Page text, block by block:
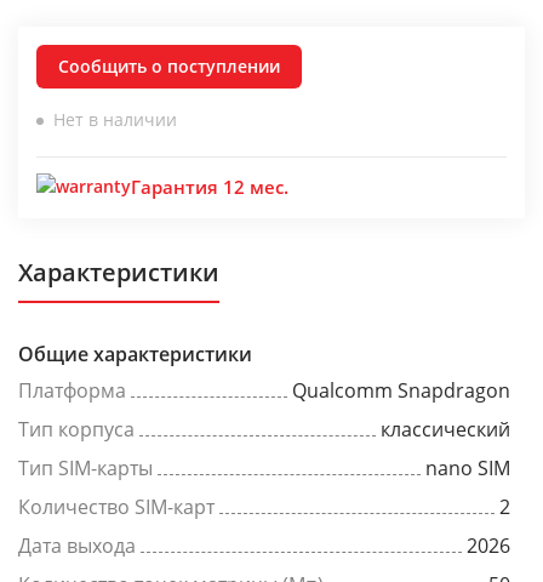
Сообщить о поступлении
Нет в наличии
Гарантия 12 мес.
Характеристики
Общие характеристики
Платформа
Qualcomm Snapdragon
Тип корпуса
классический
Тип SIM-карты
nano SIM
Количество SIM-карт
2
Дата выхода
2026